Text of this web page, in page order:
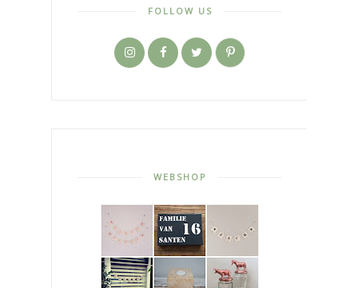
FOLLOW US
WEBSHOP